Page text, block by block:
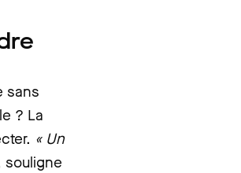
sans
? La
« Un
souligne